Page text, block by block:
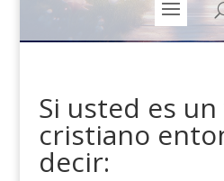
Si usted es
cristiano
decir: